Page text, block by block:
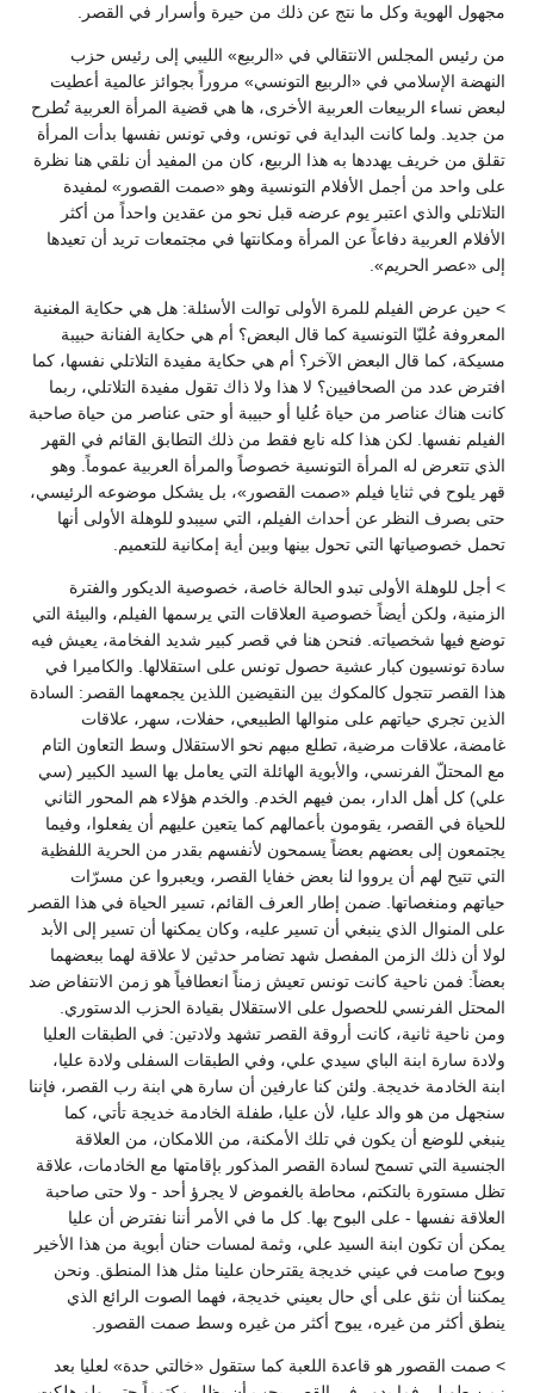
مجهول الهوية وكل ما نتج عن ذلك من حيرة وأسرار في القصر.
من رئيس المجلس الانتقالي في «الربيع» الليبي إلى رئيس حزب
النهضة الإسلامي في «الربيع التونسي» مروراً بجوائز عالمية أعطيت
لبعض نساء الربيعات العربية الأخرى، ها هي قضية المرأة العربية تُطرح
من جديد. ولما كانت البداية في تونس، وفي تونس نفسها بدأت المرأة
تقلق من خريف يهددها به هذا الربيع، كان من المفيد أن نلقي هنا نظرة
على واحد من أجمل الأفلام التونسية وهو «صمت القصور» لمفيدة
التلاتلي والذي اعتبر يوم عرضه قبل نحو من عقدين واحداً من أكثر
الأفلام العربية دفاعاً عن المرأة ومكانتها في مجتمعات تريد أن تعيدها
إلى «عصر الحريم».
> حين عرض الفيلم للمرة الأولى توالت الأسئلة: هل هي حكاية المغنية
المعروفة عُليّا التونسية كما قال البعض؟ أم هي حكاية الفنانة حبيبة
مسيكة، كما قال البعض الآخر؟ أم هي حكاية مفيدة التلاتلي نفسها، كما
افترض عدد من الصحافيين؟ لا هذا ولا ذاك تقول مفيدة التلاتلي، ربما
كانت هناك عناصر من حياة عُليا أو حبيبة أو حتى عناصر من حياة صاحبة
الفيلم نفسها. لكن هذا كله نابع فقط من ذلك التطابق القائم في القهر
الذي تتعرض له المرأة التونسية خصوصاً والمرأة العربية عموماً. وهو
قهر يلوح في ثنايا فيلم «صمت القصور»، بل يشكل موضوعه الرئيسي،
حتى بصرف النظر عن أحداث الفيلم، التي سيبدو للوهلة الأولى أنها
تحمل خصوصياتها التي تحول بينها وبين أية إمكانية للتعميم.
> أجل للوهلة الأولى تبدو الحالة خاصة، خصوصية الديكور والفترة
الزمنية، ولكن أيضاً خصوصية العلاقات التي يرسمها الفيلم، والبيئة التي
توضع فيها شخصياته. فنحن هنا في قصر كبير شديد الفخامة، يعيش فيه
سادة تونسيون كبار عشية حصول تونس على استقلالها. والكاميرا في
هذا القصر تتجول كالمكوك بين النقيضين اللذين يجمعهما القصر: السادة
الذين تجري حياتهم على منوالها الطبيعي، حفلات، سهر، علاقات
غامضة، علاقات مرضية، تطلع مبهم نحو الاستقلال وسط التعاون التام
مع المحتلّ الفرنسي، والأبوية الهائلة التي يعامل بها السيد الكبير (سي
علي) كل أهل الدار، بمن فيهم الخدم. والخدم هؤلاء هم المحور الثاني
للحياة في القصر، يقومون بأعمالهم كما يتعين عليهم أن يفعلوا، وفيما
يجتمعون إلى بعضهم بعضاً يسمحون لأنفسهم بقدر من الحرية اللفظية
التي تتيح لهم أن يرووا لنا بعض خفايا القصر، ويعبروا عن مسرّات
حياتهم ومنغصاتها. ضمن إطار العرف القائم، تسير الحياة في هذا القصر
على المنوال الذي ينبغي أن تسير عليه، وكان يمكنها أن تسير إلى الأبد
لولا أن ذلك الزمن المفصل شهد تضامر حدثين لا علاقة لهما ببعضهما
بعضاً: فمن ناحية كانت تونس تعيش زمناً انعطافياً هو زمن الانتفاض ضد
المحتل الفرنسي للحصول على الاستقلال بقيادة الحزب الدستوري.
ومن ناحية ثانية، كانت أروقة القصر تشهد ولادتين: في الطبقات العليا
ولادة سارة ابنة الباي سيدي علي، وفي الطبقات السفلى ولادة عليا،
ابنة الخادمة خديجة. ولئن كنا عارفين أن سارة هي ابنة رب القصر، فإننا
سنجهل من هو والد عليا، لأن عليا، طفلة الخادمة خديجة تأتي، كما
ينبغي للوضع أن يكون في تلك الأمكنة، من اللامكان، من العلاقة
الجنسية التي تسمح لسادة القصر المذكور بإقامتها مع الخادمات، علاقة
تظل مستورة بالتكتم، محاطة بالغموض لا يجرؤ أحد - ولا حتى صاحبة
العلاقة نفسها - على البوح بها. كل ما في الأمر أننا نفترض أن عليا
يمكن أن تكون ابنة السيد علي، وثمة لمسات حنان أبوية من هذا الأخير
وبوح صامت في عيني خديجة يقترحان علينا مثل هذا المنطق. ونحن
يمكننا أن نثق على أي حال بعيني خديجة، فهما الصوت الرائع الذي
ينطق أكثر من غيره، يبوح أكثر من غيره وسط صمت القصور.
> صمت القصور هو قاعدة اللعبة كما ستقول «خالتي حدة» لعليا بعد